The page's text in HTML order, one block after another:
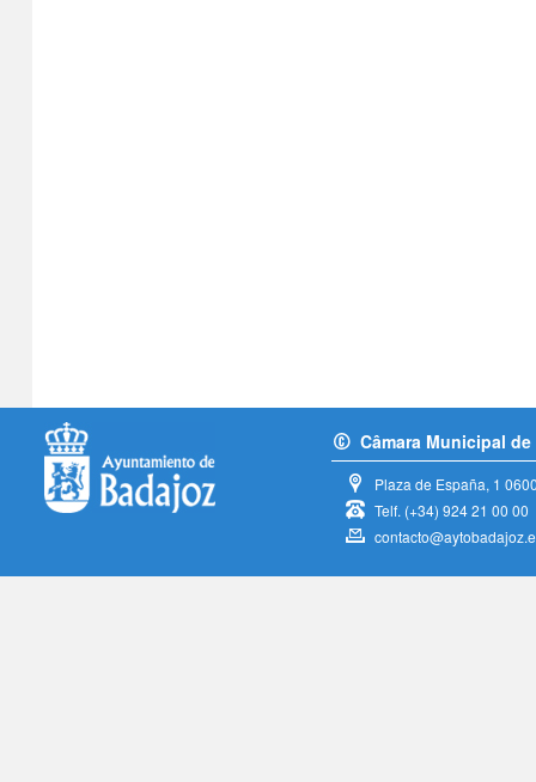
Câmara Municipal
Plaza de España, 1
Telf. (+34) 924 21 00 00